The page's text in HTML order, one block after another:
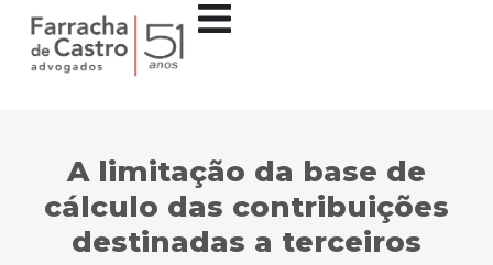
A limitação da base de
cálculo das contribuições
destinadas a terceiros